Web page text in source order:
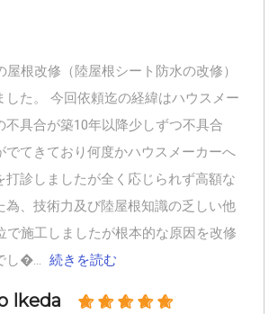
屋根改修（陸屋根シート防水の改修）
した。 今回依頼迄の経緯はハウスメー
不具合が築10年以降少しずつ不具合
でてきており何度かハウスメーカーへ
打診しましたが全く応じられず高額な
為、技術力及び陸屋根知識の乏しい他
で施工しましたが根本的な原因を改修
し�... 続きを読む
Ikeda